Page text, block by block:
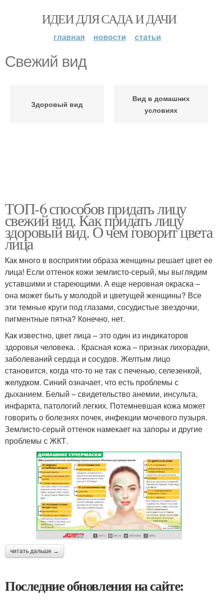
ИДЕИ ДЛЯ САДА И ДАЧИ
главная новости статьи
Свежий вид
Здоровый вид
Вид в домашних
условиях
ТОП-6 способов придать лицу
свежий вид. Как придать лицу
здоровый вид. О чем говорит цвета
лица
Как много в восприятии образа женщины решает цвет ее
лица! Если оттенок кожи землисто-серый, мы выглядим
уставшими и стареющими. А еще неровная окраска –
она может быть у молодой и цветущей женщины? Все
эти темные круги под глазами, сосудистые звездочки,
пигментные пятна? Конечно, нет.
Как известно, цвет лица – это один из индикаторов
здоровья человека. . Красная кожа – признак лихорадки,
заболеваний сердца и сосудов. Желтым лицо
становится, когда что-то не так с печенью, селезенкой,
желудком. Синий означает, что есть проблемы с
дыханием. Белый – свидетельство анемии, инсульта,
инфаркта, патологий легких. Потемневшая кожа может
говорить о болезнях почек, инфекции мочевого пузыря.
Землисто-серый оттенок намекает на запоры и другие
проблемы с ЖКТ.
читать дальше →
Последние обновления на сайте: